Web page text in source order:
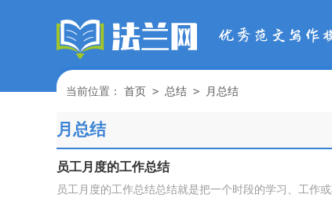
当前位置： 首页 > 总结 > 月总结
月总结
员工月度的工作总结
员工月度的工作总结总结就是把一个时段的学习、工作